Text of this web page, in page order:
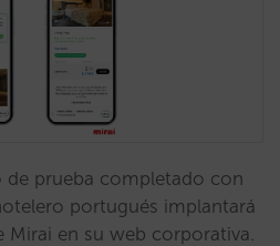
de prueba completado con
portugués implantará
Mirai en su web corporativa.